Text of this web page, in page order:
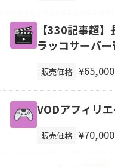
【330記事超
ラッコサーバ
販売価格 ¥65,000
VODアフィリ
販売価格 ¥70,000